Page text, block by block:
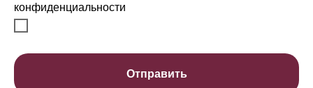
конфиденциальности
Отправить